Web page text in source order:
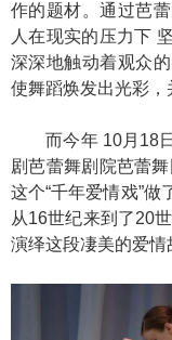
作的题材。通过芭
人在现实的压力下
深深地触动着观众
使舞蹈焕发出光彩，
而今年 10月18日
剧芭蕾舞剧院芭蕾
这个“千年爱情戏”做
从16世纪来到了20
演绎这段凄美的爱情